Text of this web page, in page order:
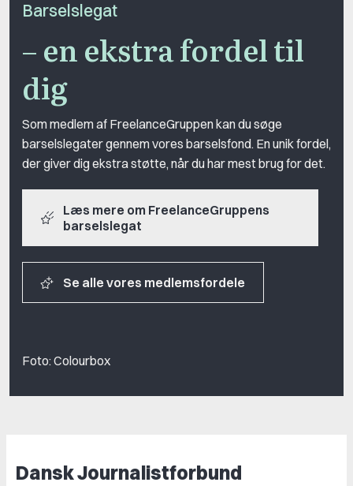
Barselslegat
– en ekstra fordel til
dig
Som medlem af FreelanceGruppen kan du søge
barselslegater gennem vores barselsfond. En unik fordel,
der giver dig ekstra støtte, når du har mest brug for det.
Læs mere om FreelanceGruppens
barselslegat
Se alle vores medlemsfordele
Foto: Colourbox
Dansk Journalistforbund